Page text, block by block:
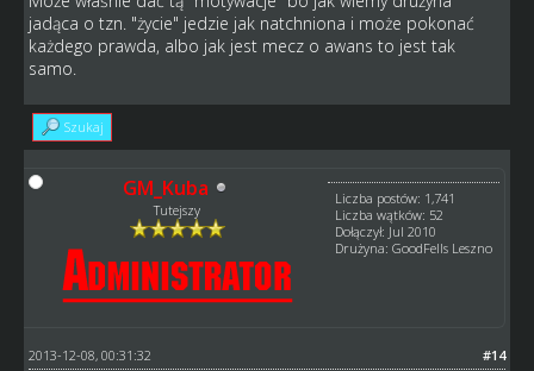
jadąca o tzn. "życie" jedzie jak natchniona i może pokonać
każdego prawda, albo jak jest mecz o awans to jest tak
samo.
Szukaj
GM_Kuba
Tutejszy
Liczba postów: 1,741
Liczba wątków: 52
Dołączył: Jul 2010
Drużyna: GoodFells Leszno
#14
2013-12-08, 00:31:32